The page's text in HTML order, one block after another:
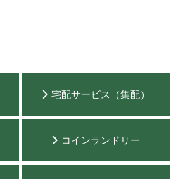
宅配サービス（集配）
コインランドリー